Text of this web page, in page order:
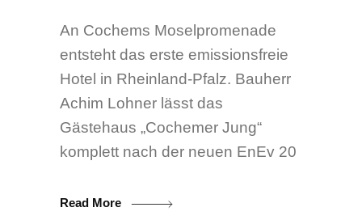
An Cochems Moselpromenade
entsteht das erste emissionsfreie
Hotel in Rheinland-Pfalz. Bauherr
Achim Lohner lässt das
Gästehaus „Cochemer Jung“
komplett nach der neuen EnEv 20
Read More